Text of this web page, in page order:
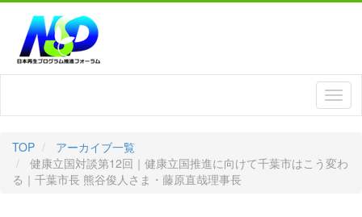
TOP
アーカイブ一覧
健康立国対談第12回｜健康立国推進に向けて千葉市はこう変わ
る｜千葉市長 熊谷俊人さま・藤原直哉理事長